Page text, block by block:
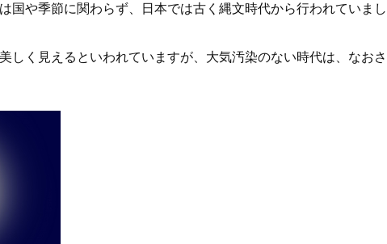
国や季節に関わらず、日本では古く縄文時代から行われていまし
しく見えるといわれていますが、大気汚染のない時代は、なおさ